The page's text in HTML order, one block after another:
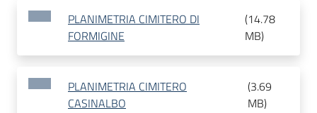
PLANIMETRIA CIMITERO DI
FORMIGINE
(14.78
MB)
PLANIMETRIA CIMITERO
CASINALBO
(3.69
MB)